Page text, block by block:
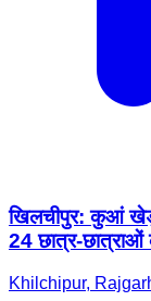
खिलचीपुर: कुआं
24 छात्र-छात्राओं
Khilchipur,